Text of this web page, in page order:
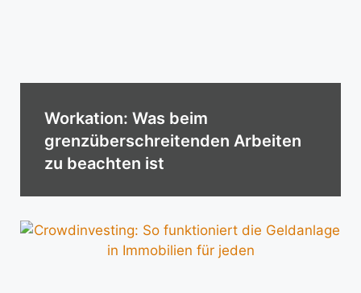
Workation: Was beim
grenzüberschreitenden Arbeiten
zu beachten ist